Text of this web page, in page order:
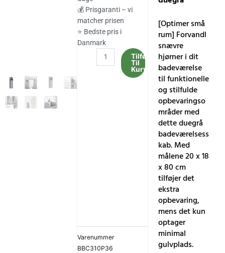
481.00 kr..
398.00 kr..
💰 Prisgaranti – vi
matcher prisen
⭐ Bedste pris i
Danmark
badeværelsesskab
dør
badeværelsesopbevaring,
Tilføj
Til
Kurv
Varenummer
BBC310P36
[Optimer små
rum] Forvandl
snævre
hjørner i dit
badeværelse
til funktionelle
og stilfulde
opbevaringso
mråder med
dette duegrå
badeværelsess
kab. Med
målene 20 x 18
x 80 cm
tilføjer det
ekstra
opbevaring,
mens det kun
optager
minimal
gulvplads.